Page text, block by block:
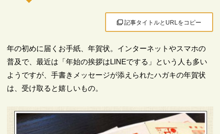
記事タイトルとURLをコピー
年の初めに届くお手紙、年賀状。インターネットやスマホの
普及で、最近は「年始の挨拶はLINEでする」という人も多い
ようですが、手書きメッセージが添えられたハガキの年賀状
は、受け取ると嬉しいもの。